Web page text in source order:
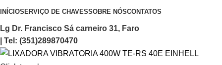
INÍCIOSERVIÇO DE CHAVESSOBRE NÓSCONTATOS
Lg Dr. Francisco Sá carneiro 31, Faro
| Tel: (351)289870470